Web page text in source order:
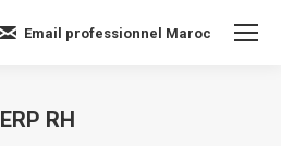
Email professionnel Maroc
ERP RH